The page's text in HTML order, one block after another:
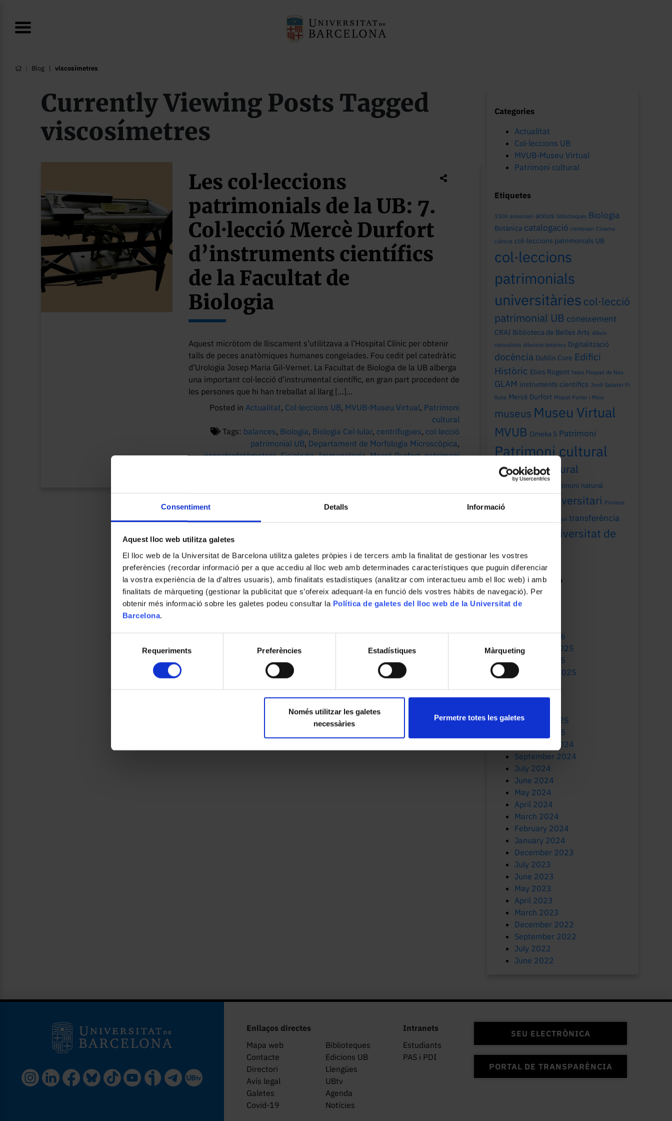
Consentiment Detalls Informació
Aquest lloc web utilitza galetes
El lloc web de la Universitat de Barcelona utilitza galetes pròpies i de tercers amb la finalitat de gestionar les vostres
preferències (recordar informació per a que accediu al lloc web amb determinades característiques que puguin diferenciar
la vostra experiència de la d’altres usuaris), amb finalitats estadístiques (analitzar com interactueu amb el lloc web) i amb
finalitats de màrqueting (gestionar la publicitat que s’ofereix adequant-la en funció dels vostres hàbits de navegació). Per
obtenir més informació sobre les galetes podeu consultar la Política de galetes del lloc web de la Universitat de
Barcelona.
Requeriments Preferències Estadístiques Màrqueting
Només utilitzar les galetes
necessàries
Permetre totes les galetes
Blog viscosímetres
Currently Viewing Posts Tagged
viscosímetres
Les col·leccions
patrimonials de la UB: 7.
Col·lecció Mercè Durfort
d’instruments científics
de la Facultat de
Biologia
Aquest micròtom de lliscament s’utilitzava a l’Hospital Clínic per obtenir
talls de peces anatòmiques humanes congelades. Fou cedit pel catedràtic
d’Urologia Josep Maria Gil-Vernet. La Facultat de Biologia de la UB alberga
una important col·lecció d’instrumental científic, en gran part procedent de
les persones que hi han treballat al llarg […]...
Posted inActualitat, Col·leccions UB, MVUB-Museu Virtual, Patrimoni
cultural
Tags: balances, Biologia, Biologia Cel·lular, centrífugues, col·lecció
patrimonial UB, Departament de Morfologia Microscòpica,
espectrofotòmetres,Fisiologia,Immunologia,Mercè Durfort,patrimoni
Categories
Actualitat
Col·leccions UB
MVUB-Museu Virtual
Patrimoni cultural
Etiquetes
150è aniversari arxius biblioteques Biologia
Botànica catalogació centenari Cinema
ciència col·leccions patrimonials UB
col·leccions
patrimonials
universitàries col·lecció
patrimonial UB coneixement
CRAI Biblioteca de Belles Arts dibuix
naturalista dibuixos botànics Digitalització
docència Dublin Core Edifici
Històric Elies Rogent festa Floquet de Neu
GLAM instruments científics Jordi Sabater Pi
lluna Mercè Durfort Miquel Porter i Moix
museus Museu Virtual
MVUB Omeka S Patrimoni
Patrimoni cultural
patrimoni cultural
universitari
patrimoni natural
patrimoni universitari Pirineus
sol transferència
Universitat de
Barcelona
Mes de publicació
July 2026
January 2026
December 2025
October 2025
September 2025
June 2025
February 2025
January 2025
November 2024
September 2024
July 2024
June 2024
May 2024
April 2024
March 2024
February 2024
January 2024
December 2023
July 2023
June 2023
May 2023
April 2023
March 2023
December 2022
September 2022
July 2022
June 2022
Enllaços directes
Mapa web
Biblioteques
Contacte
Edicions UB
Directori
Llengües
Avís legal
UBtv
Galetes
Agenda
Covid-19
Notícies
Intranets
Estudiants
PAS i PDI
SEU ELECTRÒNICA
PORTAL DE TRANSPARÈNCIA